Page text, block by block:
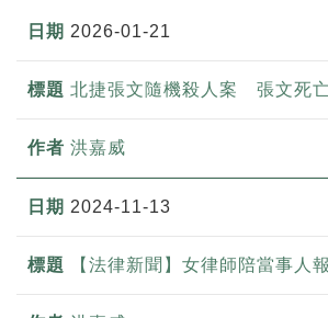
2026-01-21
北捷張文隨機殺人案 張文死
洪嘉威
2024-11-13
【法律新聞】女律師陪當事人